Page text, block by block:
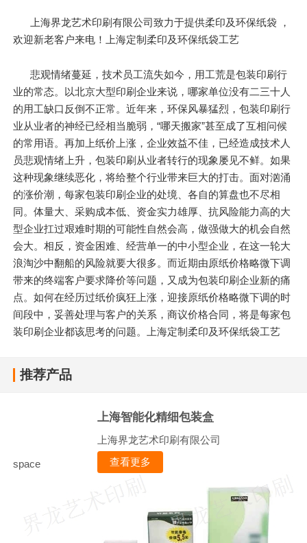
上海界龙艺术印刷有限公司致力于提供柔印及环保纸袋 ，
欢迎新老客户来电！上海定制柔印及环保纸袋工艺
悲观情绪蔓延，技术员工流失如今，用工荒是包装印刷行
业的常态。以北京大型印刷企业来说，哪家单位没有二三十人
的用工缺口反倒不正常。近年来，环保风暴猛烈，包装印刷行
业从业者的神经已经相当脆弱，“哪天搬家”甚至成了互相问候
的常用语。再加上纸价上涨，企业效益不佳，已经造成技术人
员悲观情绪上升，包装印刷从业者转行的现象屡见不鲜。如果
这种现象继续恶化，将给整个行业带来巨大的打击。面对汹涌
的涨价潮，每家包装印刷企业的处境、各自的算盘也不尽相
同。体量大、采购成本低、资金实力雄厚、抗风险能力高的大
型企业扛过艰难时期的可能性自然会高，做强做大的机会自然
会大。相反，资金困难、经营单一的中小型企业，在这一轮大
浪淘沙中翻船的风险就要大很多。而近期由原纸价格略微下调
带来的终端客户要求降价等问题，又成为包装印刷企业新的痛
点。如何在经历过纸价疯狂上涨，迎接原纸价格略微下调的时
间段中，妥善处理与客户的关系，商议价格合同，将是每家包
装印刷企业都该思考的问题。上海定制柔印及环保纸袋工艺
推荐产品
space
上海智能化精细包装盒
上海界龙艺术印刷有限公司
查看更多